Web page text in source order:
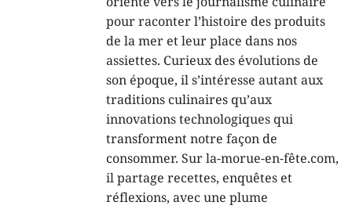
pour raconter l’histoire des produits
de la mer et leur place dans nos
assiettes. Curieux des évolutions de
son époque, il s’intéresse autant aux
traditions culinaires qu’aux
innovations technologiques qui
transforment notre façon de
consommer. Sur la-morue-en-fête.com,
il partage recettes, enquêtes et
réflexions, avec une plume